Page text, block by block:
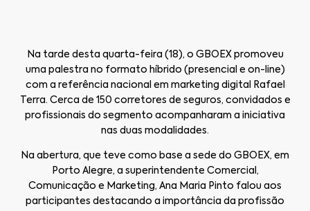
Na tarde desta quarta-feira (18), o GBOEX promoveu
uma palestra no formato híbrido (presencial e on-line)
com a referência nacional em marketing digital Rafael
Terra. Cerca de 150 corretores de seguros, convidados e
profissionais do segmento acompanharam a iniciativa
nas duas modalidades.
Na abertura, que teve como base a sede do GBOEX, em
Porto Alegre, a superintendente Comercial,
Comunicação e Marketing, Ana Maria Pinto falou aos
participantes destacando a importância da profissão